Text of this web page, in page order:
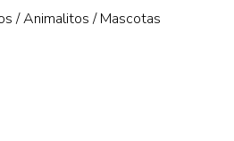
/Animalitos/Mascotas